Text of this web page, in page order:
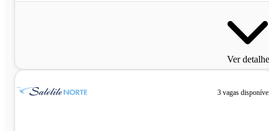
Ver
3 vagas